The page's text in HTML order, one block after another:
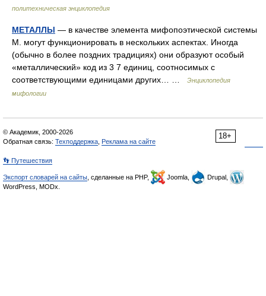
политехническая энциклопедия
МЕТАЛЛЫ — в качестве элемента мифопоэтической системы
М. могут функционировать в нескольких аспектах. Иногда
(обычно в более поздних традициях) они образуют особый
«металлический» код из 3 7 единиц, соотносимых с
соответствующими единицами других… …
Энциклопедия
мифологии
18+
© Академик, 2000-2026
Обратная связь: Техподдержка Реклама на сайте
👣 Путешествия
Экспорт словарей на сайты , сделанные на PHP, Joomla,
Drupal,
WordPress, MODx.